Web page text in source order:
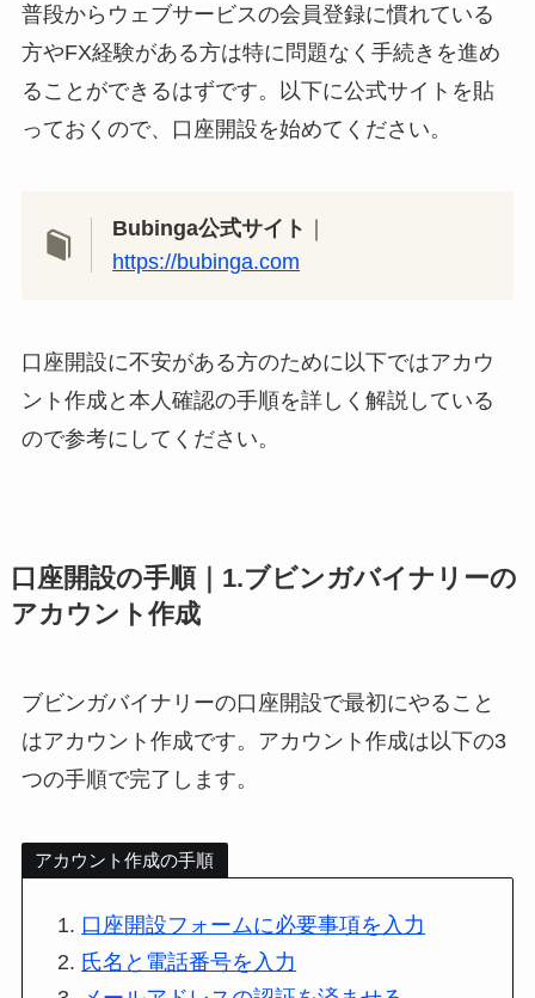
普段からウェブサービスの会員登録に慣れている
方やFX経験がある方は特に問題なく手続きを進め
ることができるはずです。以下に公式サイトを貼
っておくので、口座開設を始めてください。
Bubinga公式サイト
https://bubinga.com
口座開設に不安がある方のために以下ではアカウ
ント作成と本人確認の手順を詳しく解説している
ので参考にしてください。
口座開設の手順｜1.ブビンガバイナリーの
アカウント作成
ブビンガバイナリーの口座開設で最初にやること
はアカウント作成です。アカウント作成は以下の3
つの手順で完了します。
アカウント作成の手順
口座開設フォームに必要事項を入力
氏名と電話番号を入力